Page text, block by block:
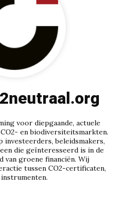
voor diepgaande, actuele
en biodiversiteitsmarkten.
beleidsmakers,
die geïnteresseerd is in de
van groene financiën. Wij
tussen CO2-certificaten,